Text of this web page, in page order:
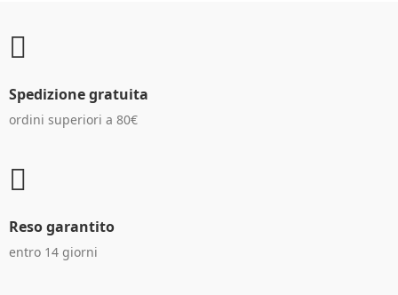
Spedizione gratuita
ordini superiori a 80€
Reso garantito
entro 14 giorni